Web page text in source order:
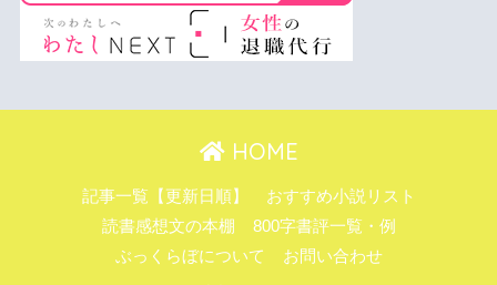
HOME
記事一覧【更新日順】
おすすめ小説リスト
読書感想文の本棚
800字書評一覧・例
ぶっくらぼについて
お問い合わせ